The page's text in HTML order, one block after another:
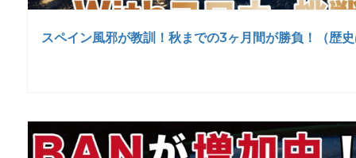
スペイン風邪が教訓！秋までの3ヶ月間が勝負！（歴